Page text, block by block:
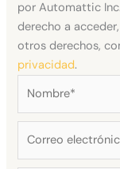
por Automattic
derecho a
otros derechos,
privacidad.
electrónico*